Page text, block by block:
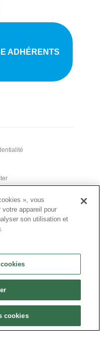
ADHÉRENTS
», vous
appareil pour
son utilisation et
cookies